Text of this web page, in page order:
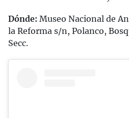
Dónde: Museo Nacional de
la Reforma s/n, Polanco,
Secc.